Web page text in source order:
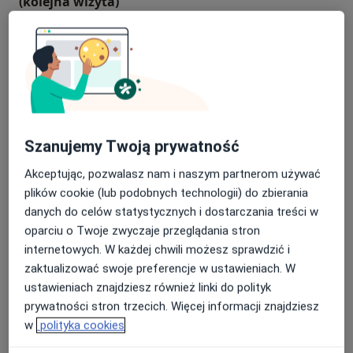
• Zaburzenia rozwoju psychoruchowego małego
dziecka,
• Zaburzenia napięcia mięśniowego,
• Kręcz szyi, deformacje czaszki,
• Choroby genetyczne,
• Ból kręgosłupa , stawów, mięśni,
• Kręgozmyk,
• Przepuklina oponowo-rdzeniowa,
• Mózgowe porażenie dziecięce,
• Inne choroby układu nerwowego,
• Zespoły wiotkości stawowo-więzadłowej,
• Przykurcze mięśniowe,
• Chondromalacja rzepki, konflikt rzepkowo-udowy,
• Młodzieńcze zapalenia stawów i kręgosłupa,
• Stany po urazach, kontuzje,
• Stany po zabiegach operacyjnych,
• i inne.
280 zł
SzczegółyKonsultacja lekarza rehabilitacji
Umów
Konsultacja lekarza rehabilitacji
320 zł
SzczegółyKonsultacja lekarza rehabilitacji
Umów
Fizjoterapia
160 zł
Szczegółyfizjoterapia
Konsultacja fizjoterapeutyczna
Szczegółykonsultacja fizjoterapeutyczna
Szanujemy Twoją prywatność
Akceptując, pozwalasz nam i naszym partnerom używać
plików cookie (lub podobnych technologii) do zbierania
danych do celów statystycznych i dostarczania treści w
oparciu o Twoje zwyczaje przeglądania stron
internetowych. W każdej chwili możesz sprawdzić i
zaktualizować swoje preferencje w ustawieniach. W
ustawieniach znajdziesz również linki do polityk
prywatności stron trzecich. Więcej informacji znajdziesz
w polityka cookies